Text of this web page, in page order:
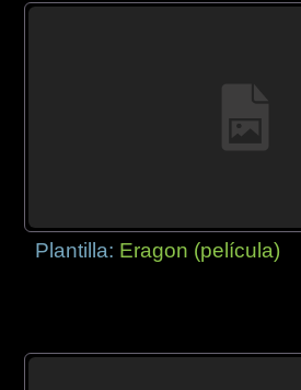
Plantilla: Eragon (película)